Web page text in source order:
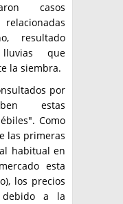
casos
resultado
que
la siembra.
por
estas
Como
las primeras
habitual en
esta
los precios
debido a la